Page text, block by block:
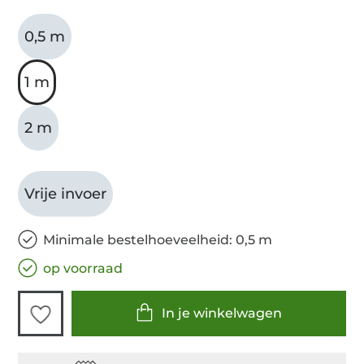
0,5 m
1 m
2 m
Vrije invoer
Minimale bestelhoeveelheid: 0,5 m
op voorraad
In je winkelwagen